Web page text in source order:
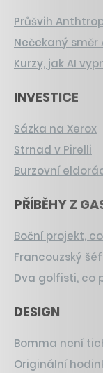
Průšvih
Nečekaný směr
Kurzy, jak AI
INVESTICE
Sázka na Xerox
Strnad v Pirelli
Burzovní
PŘÍBĚHY Z
Boční projekt,
Francouzský
Dva golfisti, co
DESIGN
Bomma není
Originální